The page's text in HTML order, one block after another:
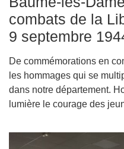
combats de la
9 septembre
De commémorations en
les hommages qui se
dans notre département.
lumière le courage des